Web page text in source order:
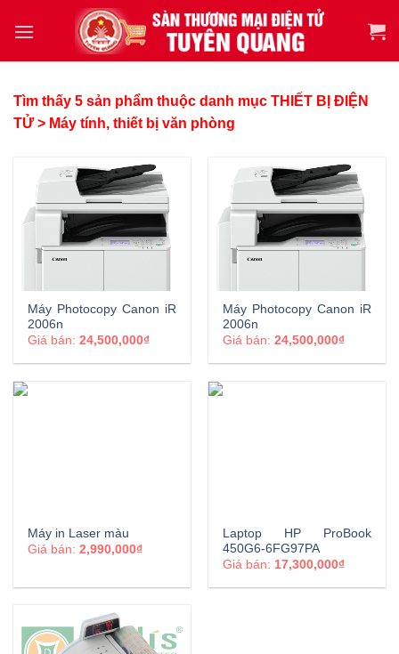
Tìm thấy 5 sản phẩm thuộc danh mục THIẾT BỊ ĐIỆN
TỬ > Máy tính, thiết bị văn phòng
Máy Photocopy Canon iR
2006n
Giá bán:24,500,000₫
Máy Photocopy Canon iR
2006n
Giá bán:24,500,000₫
Máy in Laser màu
Giá bán:2,990,000₫
Laptop HP ProBook
450G6-6FG97PA
Giá bán: 17,300,000₫